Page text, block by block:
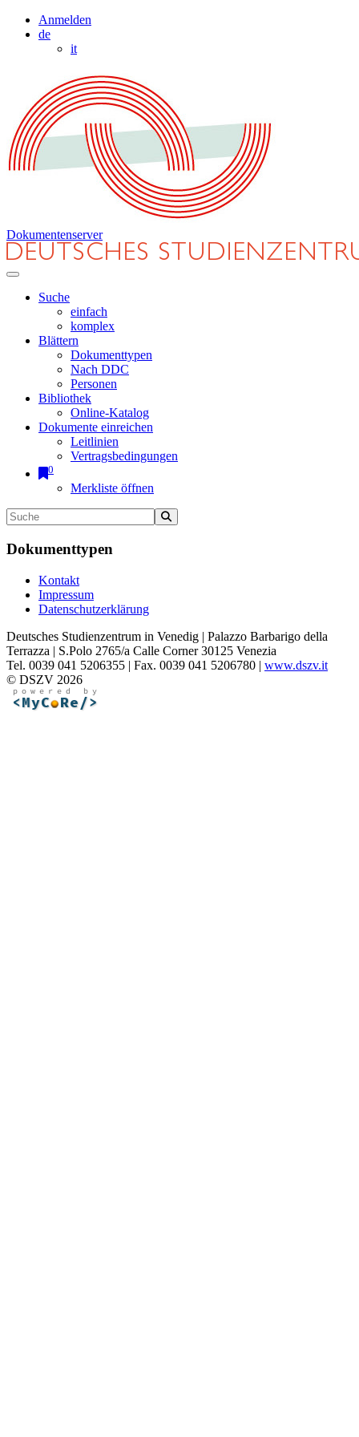
Anmelden
de
it
Dokumentenserver
Suche
einfach
komplex
Blättern
Dokumenttypen
Nach DDC
Personen
Bibliothek
Online-Katalog
Dokumente einreichen
Leitlinien
Vertragsbedingungen
0
Merkliste öffnen
Dokumenttypen
Kontakt
Impressum
Datenschutzerklärung
Deutsches Studienzentrum in Venedig | Palazzo Barbarigo della
Terrazza | S.Polo 2765/a Calle Corner 30125 Venezia
Tel. 0039 041 5206355 | Fax. 0039 041 5206780 | www.dszv.it
© DSZV 2026